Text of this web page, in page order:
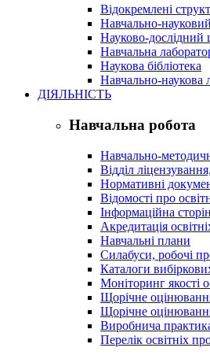
Відокремлені
Навчально-
Науково-дослідний
Навчальна
Наукова бібліотека
Навчально-наукова
ДІЯЛЬНІСТЬ
Навчальна робота
Навчально-
Відділ
Нормативні
Відомості про
Інформаційна
Акредитація
Навчальні плани
Силабуси, робочі
Каталоги
Моніторинг якості
Щорічне
Щорічне
Виробнича
Перелік освітніх